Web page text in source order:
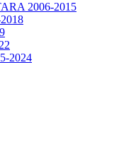
2006-2015
2024